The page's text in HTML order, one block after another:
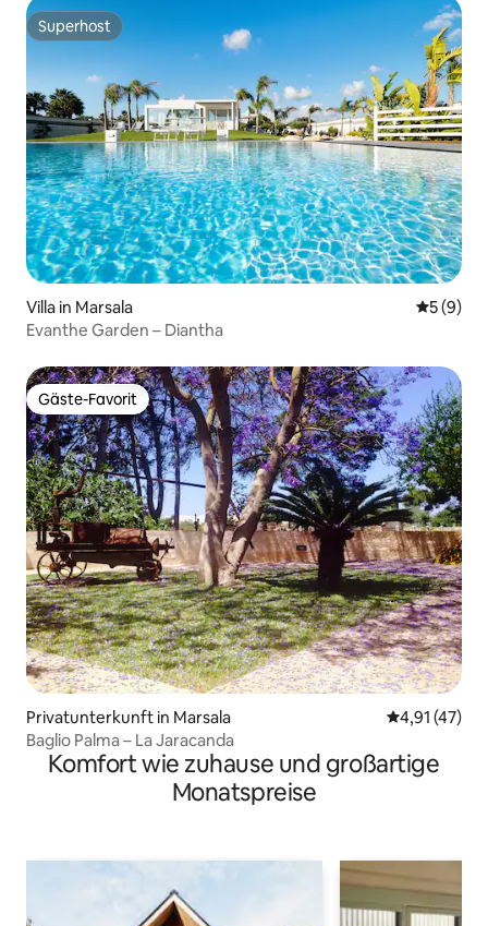
Superhost
Superhost
Villa in Marsala
5 (9)
Evanthe Garden – Diantha
Gäste-Favorit
Gäste-Favorit
Privatunterkunft in Marsala
4,91 (47)
Baglio Palma – La Jaracanda
Komfort wie zuhause und großartige
Monatspreise